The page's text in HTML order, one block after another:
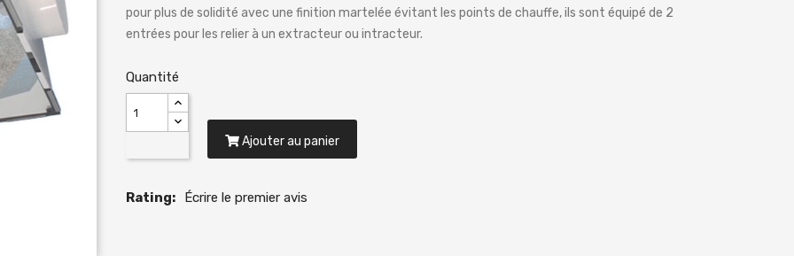
pour plus de solidité avec une finition martelée évitant les points de chauffe, ils sont équipé de 2
entrées pour les relier à un extracteur ou intracteur.
Quantité
Ajouter au panier
Rating: Écrire le premier avis